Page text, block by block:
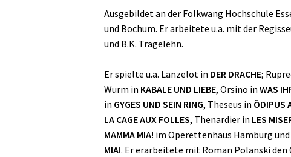
Ausgebildet an der Folkwang Hochschule
und Bochum. Er arbeitete u.a. mit der
und B.K. Tragelehn.
Er spielte u.a. Lanzelot in DER DRACHE;
Wurm in KABALE UND LIEBE, Orsino in WAS
in GYGES UND SEIN RING, Theseus in ÖDIPUS
LA CAGE AUX FOLLES, Thenardier in LES
MAMMA MIA! im Operettenhaus Hamburg
MIA!. Er erarbeitete mit Roman Polanski den